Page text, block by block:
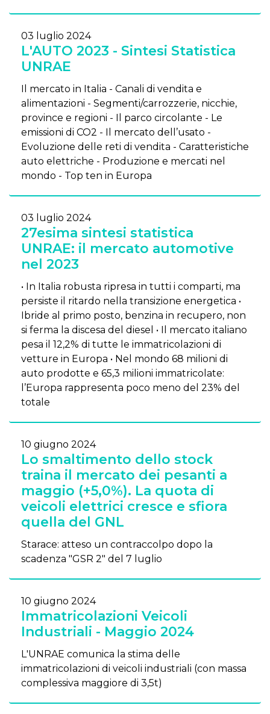
03 luglio 2024
L'AUTO 2023 - Sintesi Statistica
UNRAE
Il mercato in Italia - Canali di vendita e
alimentazioni - Segmenti/carrozzerie, nicchie,
province e regioni - Il parco circolante - Le
emissioni di CO2 - Il mercato dell’usato -
Evoluzione delle reti di vendita - Caratteristiche
auto elettriche - Produzione e mercati nel
mondo - Top ten in Europa
03 luglio 2024
27esima sintesi statistica
UNRAE: il mercato automotive
nel 2023
• In Italia robusta ripresa in tutti i comparti, ma
persiste il ritardo nella transizione energetica •
Ibride al primo posto, benzina in recupero, non
si ferma la discesa del diesel • Il mercato italiano
pesa il 12,2% di tutte le immatricolazioni di
vetture in Europa • Nel mondo 68 milioni di
auto prodotte e 65,3 milioni immatricolate:
l’Europa rappresenta poco meno del 23% del
totale
10 giugno 2024
Lo smaltimento dello stock
traina il mercato dei pesanti a
maggio (+5,0%). La quota di
veicoli elettrici cresce e sfiora
quella del GNL
Starace: atteso un contraccolpo dopo la
scadenza "GSR 2" del 7 luglio
10 giugno 2024
Immatricolazioni Veicoli
Industriali - Maggio 2024
L'UNRAE comunica la stima delle
immatricolazioni di veicoli industriali (con massa
complessiva maggiore di 3,5t)